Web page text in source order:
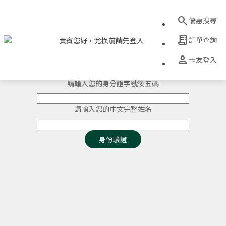
貴賓您好，兌換前請先登入
search 優惠搜尋
receipt_long訂單查詢
person 卡友登入
請輸入您的身分證字號後五碼
請輸入您的中文完整姓名
身份驗證